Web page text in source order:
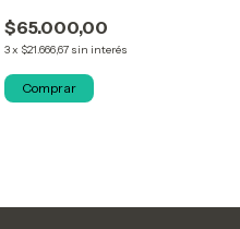
$65.000,00
3x $21.666,67 sin interés
Comprar